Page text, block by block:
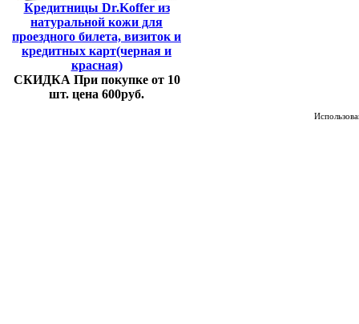
Кредитницы Dr.Koffer из
натуральной кожи для
проездного билета, визиток и
кредитных карт(черная и
красная)
СКИДКА При покупке от 10
шт. цена 600руб.